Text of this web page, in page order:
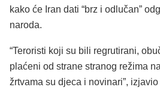
kako će Iran dati “brz i odlučan”
naroda.
“Teroristi koji su bili regrutirani,
plaćeni od strane stranog režima
žrtvama su djeca i novinari”,